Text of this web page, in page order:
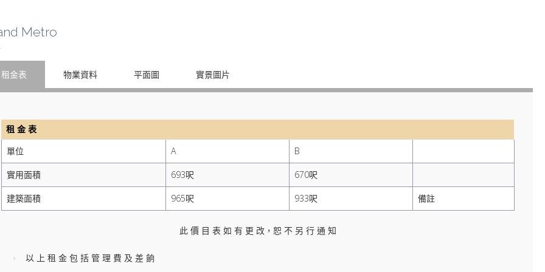
Metro
租金表 物業資料 平面圖 實景圖片
租 金 表
單位
A B
實用面積 693呎 670呎
建築面積 965呎 933呎 備註
此 價 目 表 如 有 更 改，恕 不 另 行 通 知
以 上 租 金 包 括 管 理 費 及 差 餉